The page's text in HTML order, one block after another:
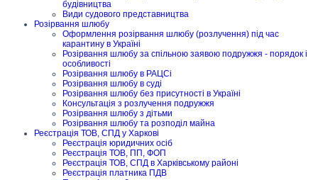
будівництва
Види судового представництва
Розірвання шлюбу
Оформлення розірвання шлюбу (розлучення) під час
карантину в Україні
Розірвання шлюбу за спільною заявою подружжя - порядок і
особливості
Розірвання шлюбу в РАЦСі
Розірвання шлюбу в суді
Розірвання шлюбу без присутності в Україні
Консультація з розлучення подружжя
Розірвання шлюбу з дітьми
Розірвання шлюбу та розподіл майна
Реєстрація ТОВ, СПД у Харкові
Реєстрація юридичних осіб
Реєстрація ТОВ, ПП, ФОП
Реєстрація ТОВ, СПД в Харківському районі
Реєстрація платника ПДВ